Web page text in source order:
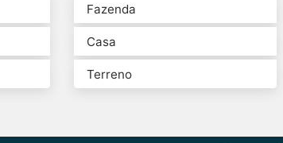
Fazenda
Casa
Terreno